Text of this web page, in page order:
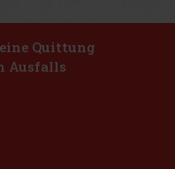
Quittung
Ausfalls